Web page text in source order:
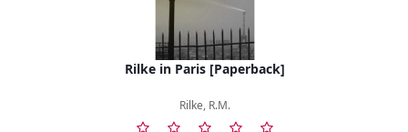
Rilke in Paris [Paperback]
Rilke, R.M.